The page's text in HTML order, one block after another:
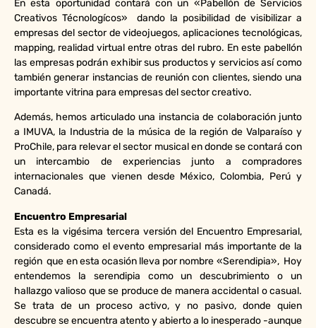
En esta oportunidad contará con un «Pabellón de Servicios
Creativos Técnologícos» dando la posibilidad de visibilizar a
empresas del sector de videojuegos, aplicaciones tecnológicas,
mapping, realidad virtual entre otras del rubro. En este pabellón
las empresas podrán exhibir sus productos y servicios así como
también generar instancias de reunión con clientes, siendo una
importante vitrina para empresas del sector creativo.
Además, hemos articulado una instancia de colaboración junto
a IMUVA, la Industria de la música de la región de Valparaíso y
ProChile, para relevar el sector musical en donde se contará con
un intercambio de experiencias junto a compradores
internacionales que vienen desde México, Colombia, Perú y
Canadá.
Encuentro Empresarial
Esta es la vigésima tercera versión del Encuentro Empresarial,
considerado como el evento empresarial más importante de la
región que en esta ocasión lleva por nombre «Serendipia», Hoy
entendemos la serendipia como un descubrimiento o un
hallazgo valioso que se produce de manera accidental o casual.
Se trata de un proceso activo, y no pasivo, donde quien
descubre se encuentra atento y abierto a lo inesperado -aunque